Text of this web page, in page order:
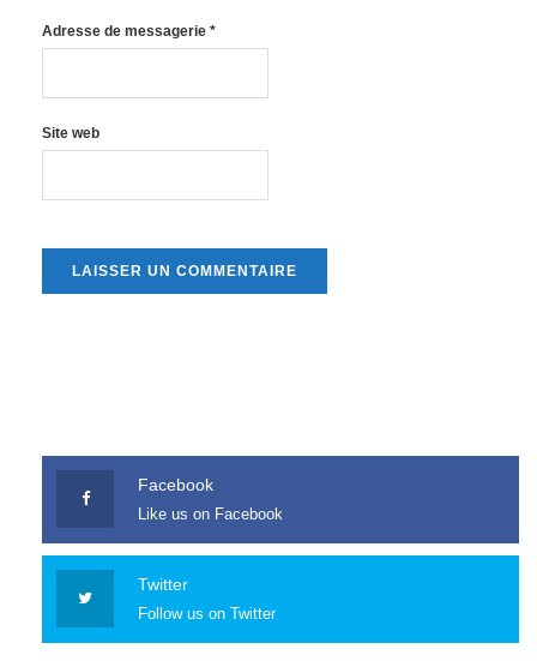
Adresse de messagerie *
Site web
Facebook
Like us on Facebook
Twitter
Follow us on Twitter